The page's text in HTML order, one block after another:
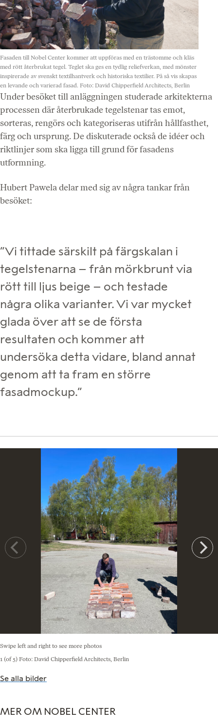
Fasaden till Nobel Center kommer att uppföras med en trästomme och kläs
med rött återbrukat tegel. Teglet ska ges en tydlig reliefverkan, med mönster
inspirerade av svenskt textilhantverk och historiska textilier. På så vis skapas
en levande och varierad fasad. Foto: David Chipperfield Architects, Berlin
Under besöket till anläggningen studerade arkitekterna
processen där återbrukade tegelstenar tas emot,
sorteras, rengörs och kategoriseras utifrån hållfasthet,
färg och ursprung. De diskuterade också de idéer och
riktlinjer som ska ligga till grund för fasadens
utformning.
Hubert Pawela delar med sig av några tankar från
besöket:
”Vi tittade särskilt på färgskalan i
tegelstenarna – från mörkbrunt via
rött till ljus beige – och testade
några olika varianter. Vi var mycket
glada över att se de första
resultaten och kommer att
undersöka detta vidare, bland annat
genom att ta fram en större
fasadmockup.”
Swipe left and right to see more photos
1 (of 5) Foto: David Chipperfield Architects, Berlin
Se alla bilder
MER OM NOBEL CENTER